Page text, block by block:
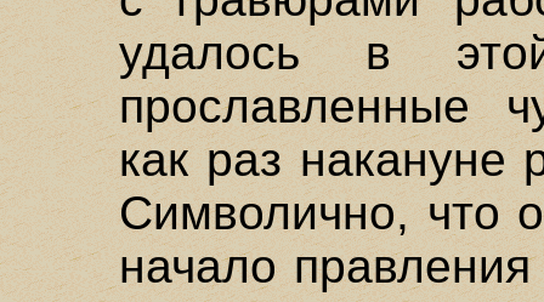
удалось в
прославленные
как раз
Символично, что
начало